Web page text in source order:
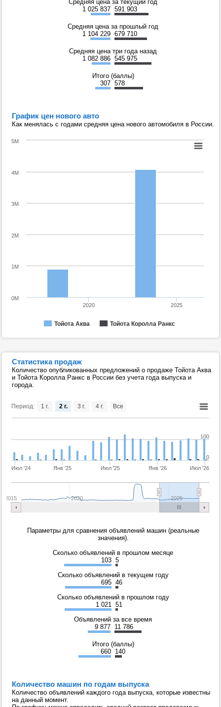
Средняя цена за текущий год
1 025 837 591 903
Средняя цена за прошлый год
1 104 229 679 710
Средняя цена три года назад
1 082 886 545 975
Итого (баллы)
307 578
График цен нового авто
Как менялась с годами средняя цена нового автомобиля в России.
Тойота Аква Тойота Королла Ранкс
2020 2025
0M
1M
2M
3M
4M
5M
Статистика продаж
Количество опубликованных предложений о продаже Тойота Аква
и Тойота Королла Ранкс в России без учета года выпуска и
города.
Период:
Июл '24 Янв '25 Июл '25 Янв '26 Июл '26
2020 2025
2015
0
100
1 г. 2 г. 3 г. 4 г. Все
Параметры для сравнения объявлений машин (реальные
значения).
Сколько объявлений в прошлом месяце
103 5
Сколько объявлений в текущем году
695 46
Сколько объявлений в прошлом году
1 021
51
Объявлений за все время
9 877 11 786
Итого (баллы)
660 140
Количество машин по годам выпуска
Количество объявлений каждого года выпуска, которые известны
на данный момент.